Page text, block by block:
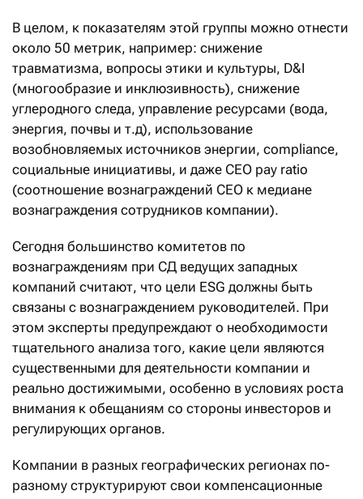
В целом, к показателям этой группы можно отнести
около 50 метрик, например: снижение
травматизма, вопросы этики и культуры, D&I
(многообразие и инклюзивность), снижение
углеродного следа, управление ресурсами (вода,
энергия, почвы и т.д), использование
возобновляемых источников энергии, compliance,
социальные инициативы, и даже CEO pay ratio
(соотношение вознаграждений CEO к медиане
вознаграждения сотрудников компании).
Сегодня большинство комитетов по
вознаграждениям при СД ведущих западных
компаний считают, что цели ESG должны быть
связаны с вознаграждением руководителей. При
этом эксперты предупреждают о необходимости
тщательного анализа того, какие цели являются
существенными для деятельности компании и
реально достижимыми, особенно в условиях роста
внимания к обещаниям со стороны инвесторов и
регулирующих органов.
Компании в разных географических регионах по-
разному структурируют свои компенсационные